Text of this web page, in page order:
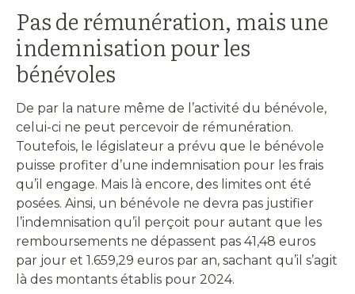
Pas de rémunération, mais une
indemnisation pour les
bénévoles
De par la nature même de l’activité du bénévole,
celui-ci ne peut percevoir de rémunération.
Toutefois, le législateur a prévu que le bénévole
puisse profiter d’une indemnisation pour les frais
qu’il engage. Mais là encore, des limites ont été
posées. Ainsi, un bénévole ne devra pas justifier
l’indemnisation qu’il perçoit pour autant que les
remboursements ne dépassent pas 41,48 euros
par jour et 1.659,29 euros par an, sachant qu’il s’agit
là des montants établis pour 2024.